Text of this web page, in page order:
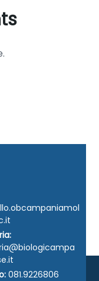
081.9226806